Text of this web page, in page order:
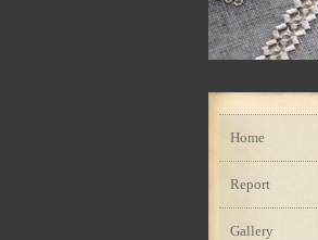
Home
Report
Gallery